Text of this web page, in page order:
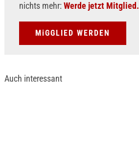
nichts mehr: Werde jetzt Mitglied.
MiGGLIED WERDEN
Auch interessant